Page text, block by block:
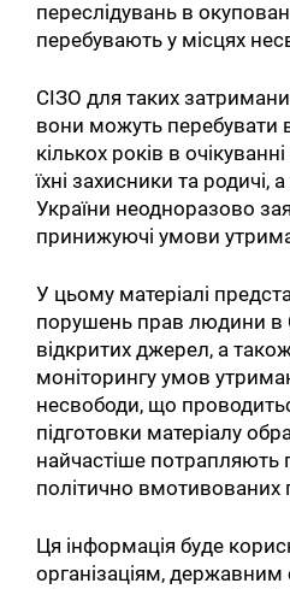
переслідувань в
перебувають у місцях
СІЗО для таких
вони можуть перебувати
кількох років в
їхні захисники та
України неодноразово
принижуючі умови
У цьому матеріалі
порушень прав людини в
відкритих джерел, а
моніторингу умов
несвободи, що
підготовки матеріалу
найчастіше потрапляють
політично вмотивованих
Ця інформація буде
організаціям, державним